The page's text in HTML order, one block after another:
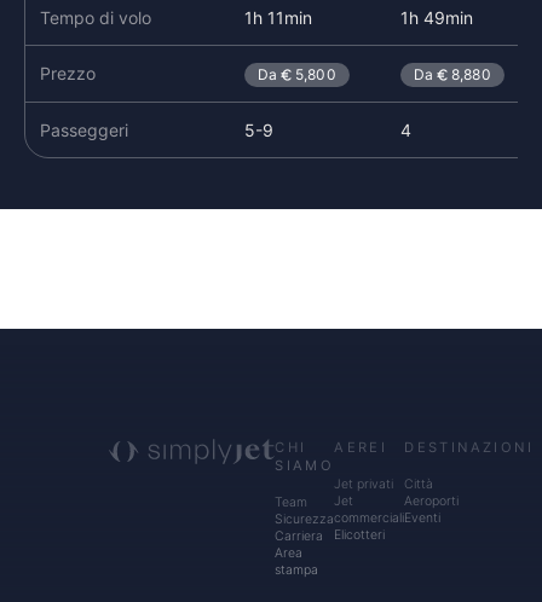
Tempo di volo 1h 11min 1h 49min
Prezzo Da 5,800 Da 8,880
Passeggeri 5-9 4
CHI
SIAMO
Team
Sicurezza
Carriera
Area
stampa
AEREI
Jet privati
Jet
commerciali
Elicotteri
DESTINAZIONI
Città
Aeroporti
Eventi